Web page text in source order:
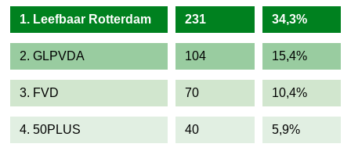
1. Leefbaar Rotterdam 231 34,3%
2. GLPVDA 104 15,4%
3. FVD 70 10,4%
4. 50PLUS 40 5,9%